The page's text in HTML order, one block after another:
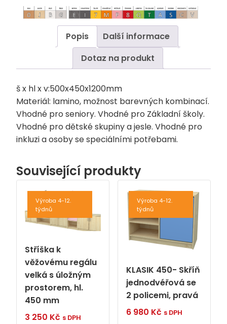
Popis
Další informace
Dotaz na produkt
š x hl x v:500x450x1200mm
Materiál: lamino, možnost barevných kombinací.
Vhodné pro seniory. Vhodné pro Základní školy.
Vhodné pro dětské skupiny a jesle. Vhodné pro
inkluzi a osoby se speciálními potřebami.
Související produkty
Výroba 4-12.
týdnů
Stříška k
věžovému regálu
velká s úložným
prostorem, hl.
450 mm
3 250 Kč s DPH
Výroba 4-12.
týdnů
KLASIK 450- Skříň
jednodvéřová se
2 policemi, pravá
6 980 Kč s DPH